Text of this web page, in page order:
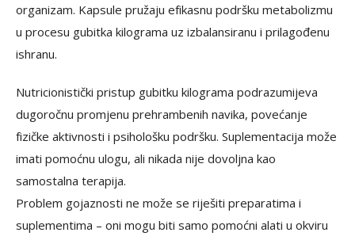
organizam. Kapsule pružaju efikasnu podršku metabolizmu
u procesu gubitka kilograma uz izbalansiranu i prilagođenu
ishranu.
Nutricionistički pristup gubitku kilograma podrazumijeva
dugoročnu promjenu prehrambenih navika, povećanje
fizičke aktivnosti i psihološku podršku. Suplementacija može
imati pomoćnu ulogu, ali nikada nije dovoljna kao
samostalna terapija.
Problem gojaznosti ne može se riješiti preparatima i
suplementima – oni mogu biti samo pomoćni alati u okviru